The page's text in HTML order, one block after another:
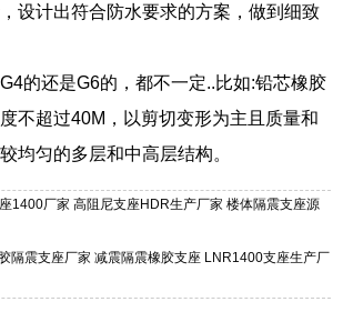
设计出符合防水要求的方案，做到细致
的还是G6的，都不一定..比如:铅芯橡胶
不超过40M，以剪切变形为主且质量和
均匀的多层和中高层结构。
1400厂家 高阻尼支座HDR生产厂家 楼体隔震支座源
隔震支座厂家 减震隔震橡胶支座 LNR1400支座生产厂